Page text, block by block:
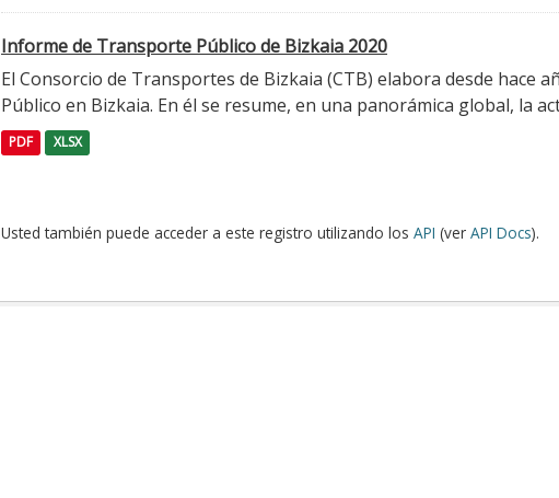
Informe de Transporte Público de Bizkaia 2020
El Consorcio de Transportes de Bizkaia (CTB) elabora desde hace
Público en Bizkaia. En él se resume, en una panorámica global, la
PDF XLSX
Usted también puede acceder a este registro utilizando los API (ver API Docs).